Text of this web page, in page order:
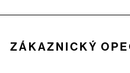
ZÁKAZNICKÝ